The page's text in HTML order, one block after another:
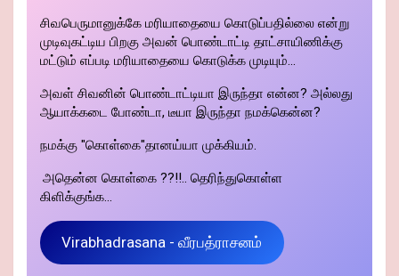
சிவபெருமானுக்கே மரியாதையை கொடுப்பதில்லை என்று
முடிவுகட்டிய பிறகு அவன் பொண்டாட்டி தாட்சாயிணிக்கு
மட்டும் எப்படி மரியாதையை கொடுக்க முடியும்...
அவள் சிவனின் பொண்டாட்டியா இருந்தா என்ன? அல்லது
ஆயாக்கடை போண்டா, டீயா இருந்தா நமக்கென்ன?
நமக்கு "கொள்கை"தானய்யா முக்கியம்.
அதென்ன கொள்கை ??!!.. தெரிந்துகொள்ள
கிளிக்குங்க...
Virabhadrasana - வீரபத்ராசனம்